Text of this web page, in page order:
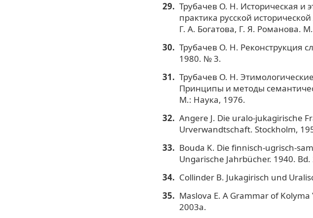
Трубачев О. Н. Историческая и
практика русской
Г. А. Богатова, Г. Я. Романова.
Трубачев О. Н. Реконструкция
1980. № 3.
Трубачев О. Н.
Принципы и методы
М.: Наука, 1976.
Angere J. Die uralo-jukagirische
Urverwandtschaft. Stockholm,
Bouda K. Die finnisch-ugrisch-
Ungarische Jahrbücher. 1940. Bd.
Collinder B. Jukagirisch und
Maslova E. A Grammar of
2003a.